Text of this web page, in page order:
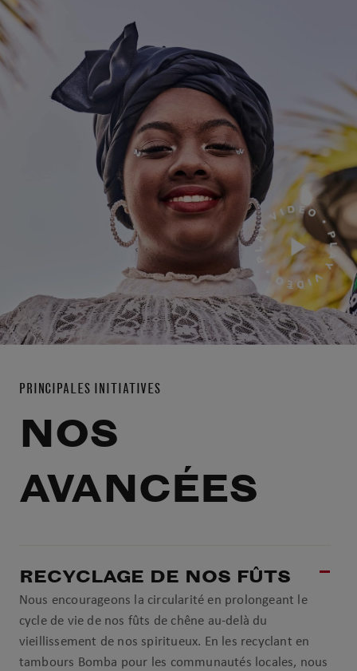
PRINCIPALES INITIATIVES
NOS
AVANCÉES
RECYCLAGE DE NOS FÛTS
Nous encourageons la circularité en prolongeant le
cycle de vie de nos fûts de chêne au-delà du
vieillissement de nos spiritueux. En les recyclant en
tambours Bomba pour les communautés locales, nous